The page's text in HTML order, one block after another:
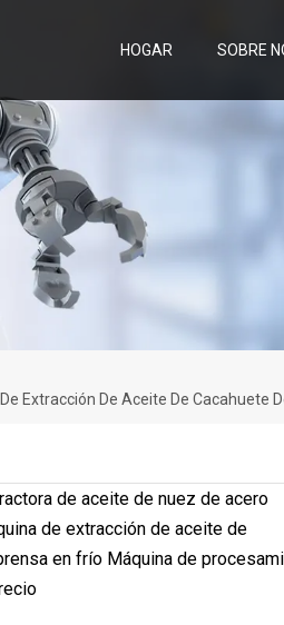
HOGAR SOBRE
Extracción De Aceite De Cacahuete